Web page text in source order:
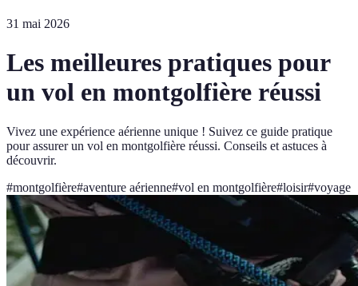
31 mai 2026
Les meilleures pratiques pour
un vol en montgolfière réussi
Vivez une expérience aérienne unique ! Suivez ce guide pratique
pour assurer un vol en montgolfière réussi. Conseils et astuces à
découvrir.
#montgolfière#aventure aérienne#vol en montgolfière#loisir#voyage